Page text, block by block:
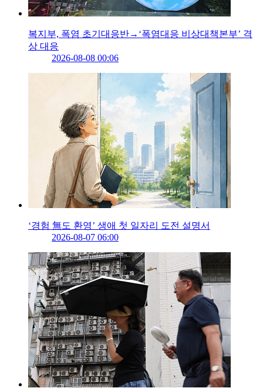
복지부, 폭염 초기대응반→‘폭염대응 비상대책본부’ 격
상 대응
2026-08-08 00:06
‘경험 無도 환영’ 생애 첫 일자리 도전 설명서
2026-08-07 06:00